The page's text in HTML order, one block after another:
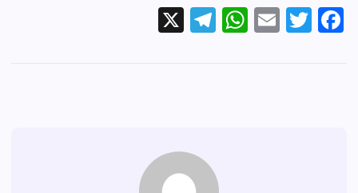
Fa
ce
T
wi
E
m
W
ha
Te
le